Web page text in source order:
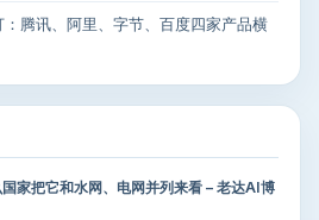
腾讯、阿里、字节、百度四家产品横
家把它和水网、电网并列来看 – 老达AI博